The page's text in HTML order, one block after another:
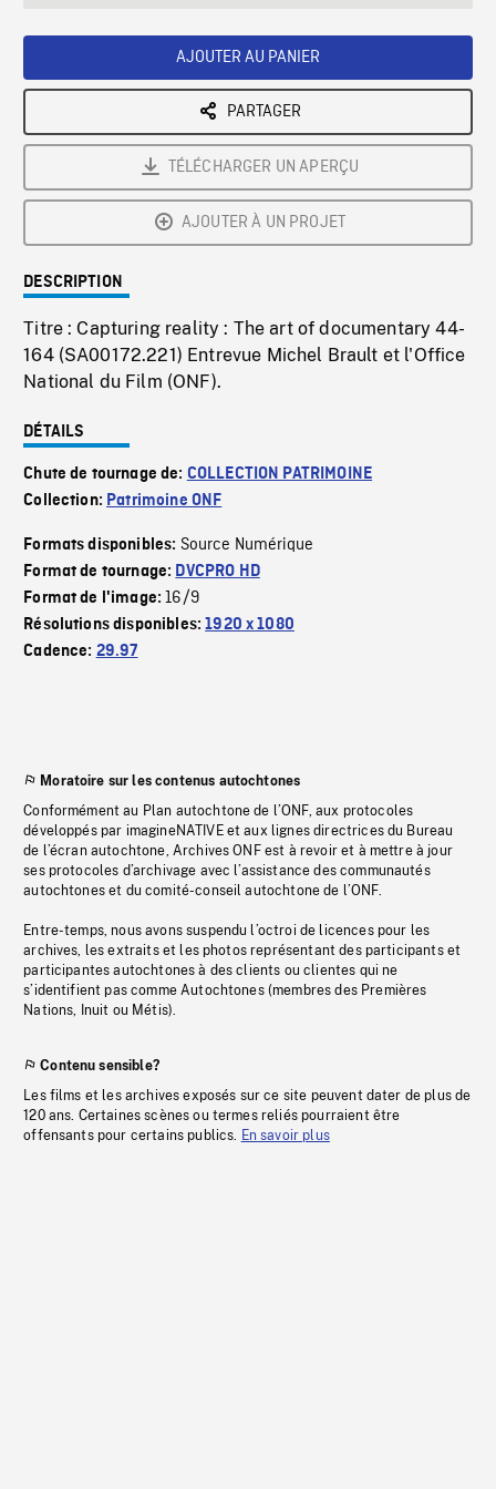
AJOUTER AU PANIER
PARTAGER
TÉLÉCHARGER UN APERÇU
AJOUTER À UN PROJET
DESCRIPTION
Titre : Capturing reality : The art of documentary 44-
164 (SA00172.221) Entrevue Michel Brault et l'Office
National du Film (ONF).
DÉTAILS
Chute de tournage de: COLLECTION PATRIMOINE
Collection: Patrimoine ONF
Formats disponibles: Source Numérique
Format de tournage: DVCPRO HD
Format de l'image:16/9
Résolutions disponibles:1920 x 1080
Cadence: 29.97
Moratoire sur les contenus autochtones
Conformément au Plan autochtone de l’ONF, aux protocoles
développés par imagineNATIVE et aux lignes directrices du Bureau
de l’écran autochtone, Archives ONF est à revoir et à mettre à jour
ses protocoles d’archivage avec l’assistance des communautés
autochtones et du comité-conseil autochtone de l’ONF.
Entre-temps, nous avons suspendu l’octroi de licences pour les
archives, les extraits et les photos représentant des participants et
participantes autochtones à des clients ou clientes qui ne
s’identifient pas comme Autochtones (membres des Premières
Nations, Inuit ou Métis).
Contenu sensible?
Les films et les archives exposés sur ce site peuvent dater de plus de
120 ans. Certaines scènes ou termes reliés pourraient être
offensants pour certains publics. En savoir plus